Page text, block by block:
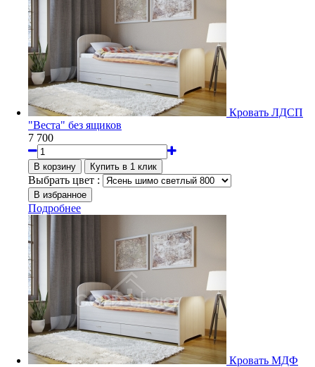
Кровать ЛДСП
"Веста" без ящиков
7 700
Выбрать цвет :
Подробнее
Кровать МДФ